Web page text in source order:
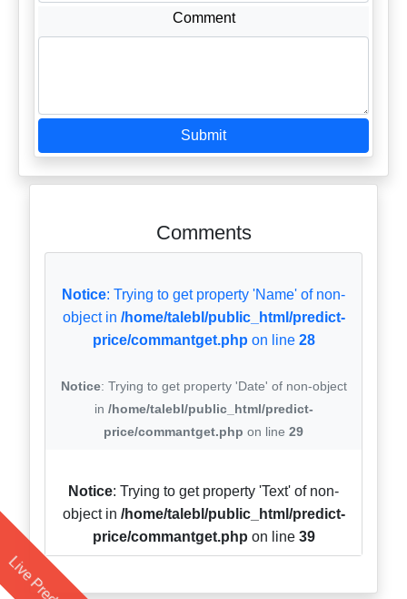
Comment
Submit
Comments
Notice: Trying to get property 'Name' of non-
object in /home/talebl/public_html/predict-
price/commantget.php on line 28
Notice: Trying to get property 'Date' of non-object
in /home/talebl/public_html/predict-
price/commantget.php on line 29
Notice: Trying to get property 'Text' of non-
object in /home/talebl/public_html/predict-
price/commantget.php on line 39